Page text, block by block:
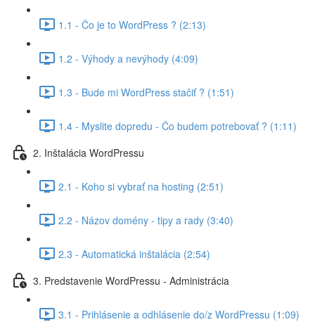
1.1 - Čo je to WordPress ? (2:13)
1.2 - Výhody a nevýhody (4:09)
1.3 - Bude mi WordPress stačiť ? (1:51)
1.4 - Myslite dopredu - Čo budem potrebovať ? (1:11)
2. Inštalácia WordPressu
2.1 - Koho si vybrať na hosting (2:51)
2.2 - Názov domény - tipy a rady (3:40)
2.3 - Automatická inštalácia (2:54)
3. Predstavenie WordPressu - Administrácia
3.1 - Prihlásenie a odhlásenie do/z WordPressu (1:09)